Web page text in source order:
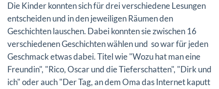
Die Kinder konnten sich für drei verschiedene Lesungen
entscheiden und in den jeweiligen Räumen den
Geschichten lauschen. Dabei konnten sie zwischen 16
verschiedenen Geschichten wählen und so war für jeden
Geschmack etwas dabei. Titel wie "Wozu hat man eine
Freundin", "Rico, Oscar und die Tieferschatten", "Dirk und
ich" oder auch "Der Tag, an dem Oma das Internet kaputt